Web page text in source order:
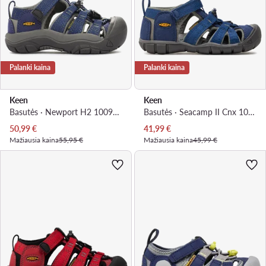
Palanki kaina
Keen
Basutės · Newport H2 1009938 · Tamsiai mėlyna
Dabartinė kaina
50,99€
Mažiausia kaina55,95 €
Palanki kaina
Keen
Basutės · Seacamp II Cnx 1010088 · Tamsiai mėlyna
Dabartinė kaina
41,99€
Mažiausia kaina45,99 €